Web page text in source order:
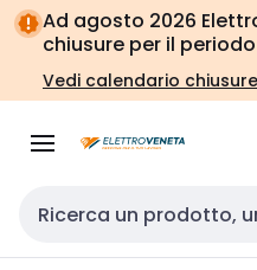
Vai alla
navigazione
Vai
alla
pagina
Ad agosto 2026
chiusure per il
Vedi calendario chiusure
Cerca input